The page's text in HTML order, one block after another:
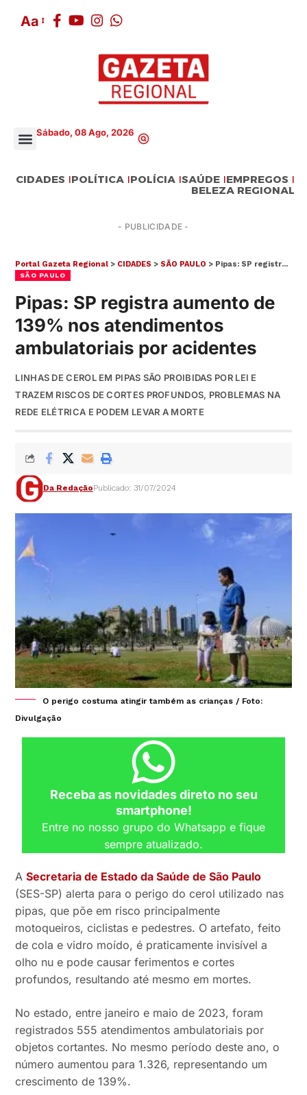
Aa
Sábado, 08 Ago, 2026
CIDADES POLÍTICA POLÍCIA SAÚDE EMPREGOS
BELEZA REGIONAL
- PUBLICIDADE -
Portal Gazeta Regional > CIDADES >SÃO PAULO > Pipas: SP registra aumento de 139% nos atendimentos ambulatoriais por acidentes
SÃO PAULO
Pipas: SP registra aumento de
139% nos atendimentos
ambulatoriais por acidentes
LINHAS DE CEROL EM PIPAS SÃO PROIBIDAS POR LEI E
TRAZEM RISCOS DE CORTES PROFUNDOS, PROBLEMAS NA
REDE ELÉTRICA E PODEM LEVAR A MORTE
Da RedaçãoPublicado: 31/07/2024
O perigo costuma atingir também as crianças / Foto:
Divulgação
Receba as novidades direto no seu
smartphone!
Entre no nosso grupo do Whatsapp e fique
sempre atualizado.
ASecretaria de Estado da Saúde de São Paulo
(SES-SP) alerta para o perigo do cerol utilizado nas
pipas, que põe em risco principalmente
motoqueiros, ciclistas e pedestres. O artefato, feito
de cola e vidro moído, é praticamente invisível a
olho nu e pode causar ferimentos e cortes
profundos, resultando até mesmo em mortes.
No estado, entre janeiro e maio de 2023, foram
registrados 555 atendimentos ambulatoriais por
objetos cortantes. No mesmo período deste ano, o
número aumentou para 1.326, representando um
crescimento de 139%.